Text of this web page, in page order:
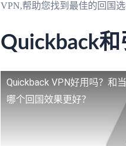
VPN,帮助您找到最佳的回国选
Quickback
Quickback VPN好用吗？和
哪个回国效果更好？